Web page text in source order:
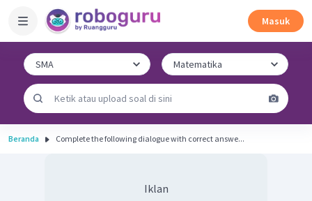
Masuk
Beranda Complete the following dialogue with correct answe...
Iklan